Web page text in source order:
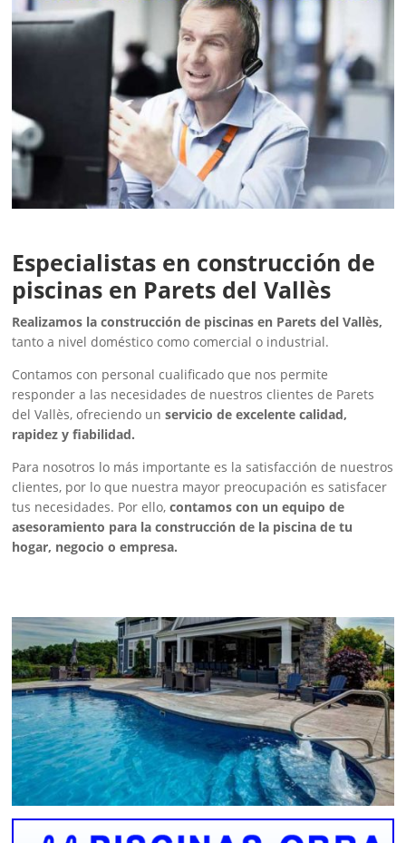
Especialistas en construcción de
piscinas en Parets del Vallès
Realizamos la construcción de piscinas en Parets del Vallès,
tanto a nivel doméstico como comercial o industrial.
Contamos con personal cualificado que nos permite
responder a las necesidades de nuestros clientes de Parets
del Vallès, ofreciendo unservicio de excelente calidad,
rapidez y fiabilidad.
Para nosotros lo más importante es la satisfacción de nuestros
clientes, por lo que nuestra mayor preocupación es satisfacer
tus necesidades. Por ello,contamos con un equipo de
asesoramiento para la construcción de la piscina de tu
hogar, negocio o empresa.